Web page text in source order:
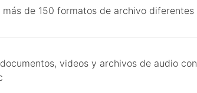
de 150 formatos de archivo diferentes
videos y archivos de audio con